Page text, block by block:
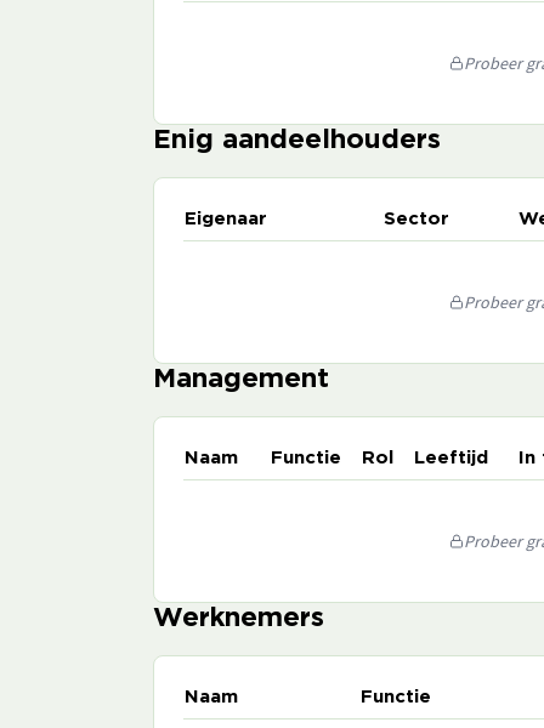
Probeer
Enig aandeelhouders
Eigenaar Sector
Probeer
Management
Naam Functie Rol Leeftijd
Probeer
Werknemers
Naam Functie